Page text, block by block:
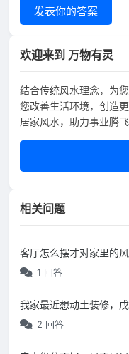
发表你的答案
欢迎来到 万物有灵
结合传统风水理念，为
您改善生活环境，创造
居家风水，助力事业腾
相关问题
客厅怎么摆才对家里的风
1 回答
我家最近想动土装修，
2 回答